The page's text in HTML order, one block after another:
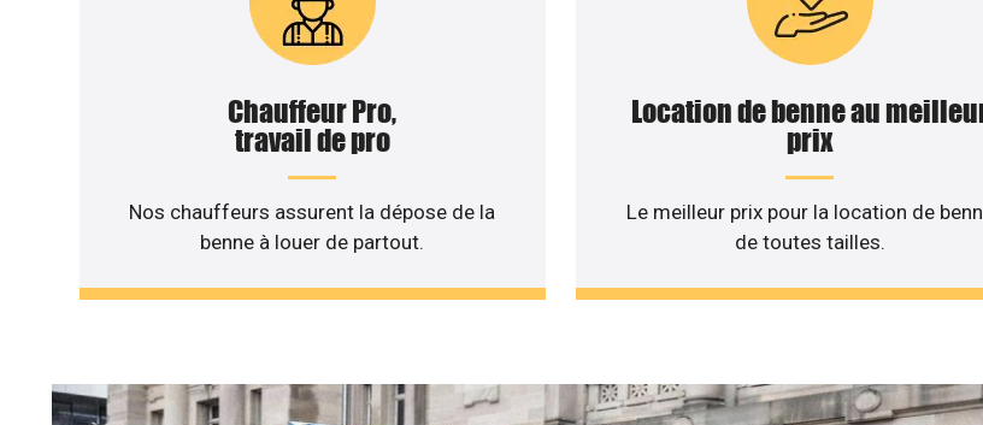
Chauffeur Pro,
travail de pro
Nos chauffeurs assurent la dépose de la
benne à louer de partout.
Location de benne au
prix
Le meilleur prix pour la location de
de toutes tailles.